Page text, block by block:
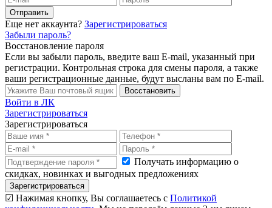
Отправить
Еще нет аккаунта? Зарегистрироваться
Забыли пароль?
Восстановление пароля
Если вы забыли пароль, введите ваш E-mail, указанный при
регистрации. Контрольная строка для смены пароля, а также
ваши регистрационные данные, будут высланы вам по E-mail.
Восстановить
Войти в ЛК
Зарегистрироваться
Зарегистрироваться
Получать информацию о
скидках, новинках и выгодных предложениях
Зарегистрироваться
☑ Нажимая кнопку, Вы соглашаетесь с Политикой